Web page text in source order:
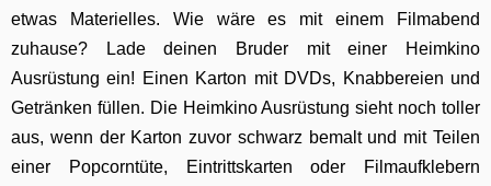
etwas Materielles. Wie wäre es mit einem Filmabend
zuhause? Lade deinen Bruder mit einer Heimkino
Ausrüstung ein! Einen Karton mit DVDs, Knabbereien und
Getränken füllen. Die Heimkino Ausrüstung sieht noch toller
aus, wenn der Karton zuvor schwarz bemalt und mit Teilen
einer Popcorntüte, Eintrittskarten oder Filmaufklebern